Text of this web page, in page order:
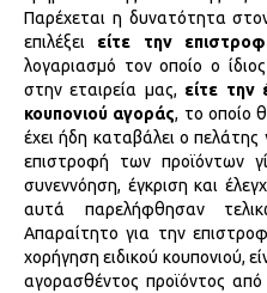
Παρέχεται η δυνατότητα
επιλέξει είτε την
λογαριασμό τον οποίο ο
στην εταιρεία μας, είτε την
κουπονιού αγοράς, το οποίο
έχει ήδη καταβάλει ο
επιστροφή των προϊόντων
συνεννόηση, έγκριση και
αυτά παρελήφθησαν
Απαραίτητο για την
χορήγηση ειδικού κουπονιού,
αγορασθέντος προϊόντος